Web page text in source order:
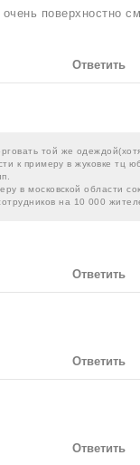
поверхностно
Ответить
той же
к примеру в жуковке тц
в московской области
на 10 000
Ответить
Ответить
Ответить